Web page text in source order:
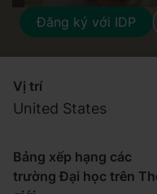
Đăng ký với IDP
Vị trí
United States
Bảng xếp hạng các
trường Đại học trên